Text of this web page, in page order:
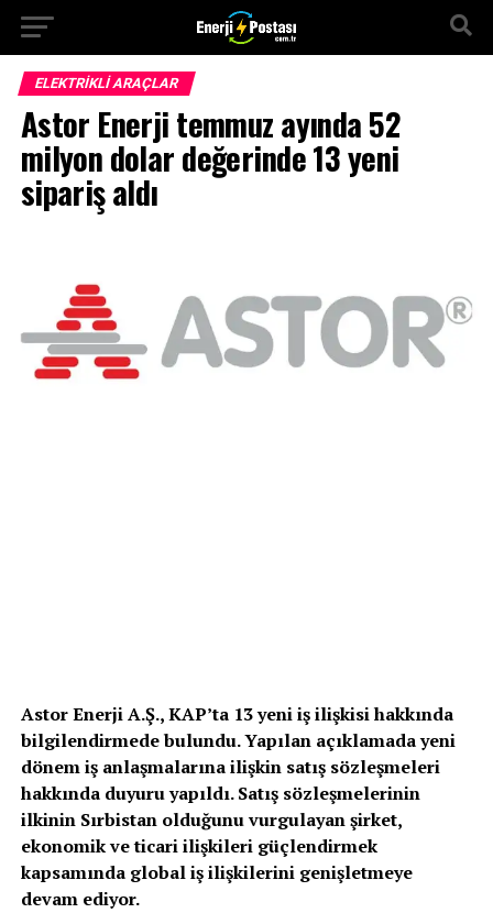
ELEKTRIKLI ARAÇLAR
Astor Enerji temmuz ayında 52
milyon dolar değerinde 13 yeni
sipariş aldı
Astor Enerji A.Ş., KAP’ta 13 yeni iş ilişkisi hakkında
bilgilendirmede bulundu. Yapılan açıklamada yeni
dönem iş anlaşmalarına ilişkin satış sözleşmeleri
hakkında duyuru yapıldı. Satış sözleşmelerinin
ilkinin Sırbistan olduğunu vurgulayan şirket,
ekonomik ve ticari ilişkileri güçlendirmek
kapsamında global iş ilişkilerini genişletmeye
devam ediyor.